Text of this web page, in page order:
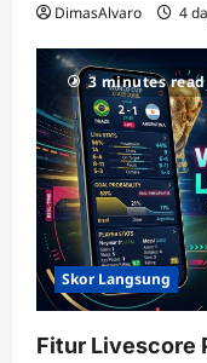
DimasAlvaro 4
3 minutes read
Skor Langsung
Fitur Livescore